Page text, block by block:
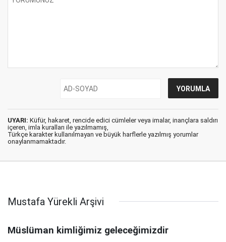
UYARI: Küfür, hakaret, rencide edici cümleler veya imalar, inançlara saldırı
içeren, imla kuralları ile yazılmamış,
Türkçe karakter kullanılmayan ve büyük harflerle yazılmış yorumlar
onaylanmamaktadır.
Mustafa Yürekli Arşivi
Müslüman kimliğimiz geleceğimizdir